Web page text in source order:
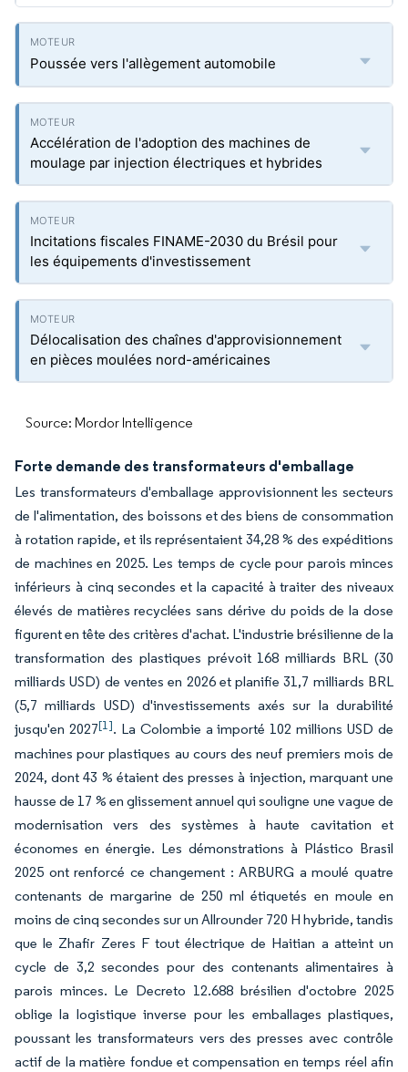
Poussée vers l'allègement automobile
Accélération de l'adoption des machines de
moulage par injection électriques et hybrides
Incitations fiscales FINAME-2030 du Brésil pour
les équipements d'investissement
Délocalisation des chaînes d'approvisionnement
en pièces moulées nord-américaines
Source: Mordor Intelligence
Forte demande des transformateurs d'emballage
Les transformateurs d'emballage approvisionnent les secteurs
de l'alimentation, des boissons et des biens de consommation
à rotation rapide, et ils représentaient 34,28 % des expéditions
de machines en 2025. Les temps de cycle pour parois minces
inférieurs à cinq secondes et la capacité à traiter des niveaux
élevés de matières recyclées sans dérive du poids de la dose
figurent en tête des critères d'achat. L'industrie brésilienne de la
transformation des plastiques prévoit 168 milliards BRL (30
milliards USD) de ventes en 2026 et planifie 31,7 milliards BRL
(5,7 milliards USD) d'investissements axés sur la durabilité
jusqu'en 2027[1]. La Colombie a importé 102 millions USD de
machines pour plastiques au cours des neuf premiers mois de
2024, dont 43 % étaient des presses à injection, marquant une
hausse de 17 % en glissement annuel qui souligne une vague de
modernisation vers des systèmes à haute cavitation et
économes en énergie. Les démonstrations à Plástico Brasil
2025 ont renforcé ce changement : ARBURG a moulé quatre
contenants de margarine de 250 ml étiquetés en moule en
moins de cinq secondes sur un Allrounder 720 H hybride, tandis
que le Zhafir Zeres F tout électrique de Haitian a atteint un
cycle de 3,2 secondes pour des contenants alimentaires à
parois minces. Le Decreto 12.688 brésilien d'octobre 2025
oblige la logistique inverse pour les emballages plastiques,
poussant les transformateurs vers des presses avec contrôle
actif de la matière fondue et compensation en temps réel afin